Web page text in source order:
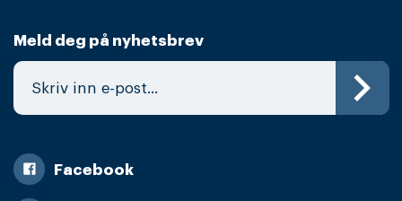
Meld deg på nyhetsbrev
Facebook